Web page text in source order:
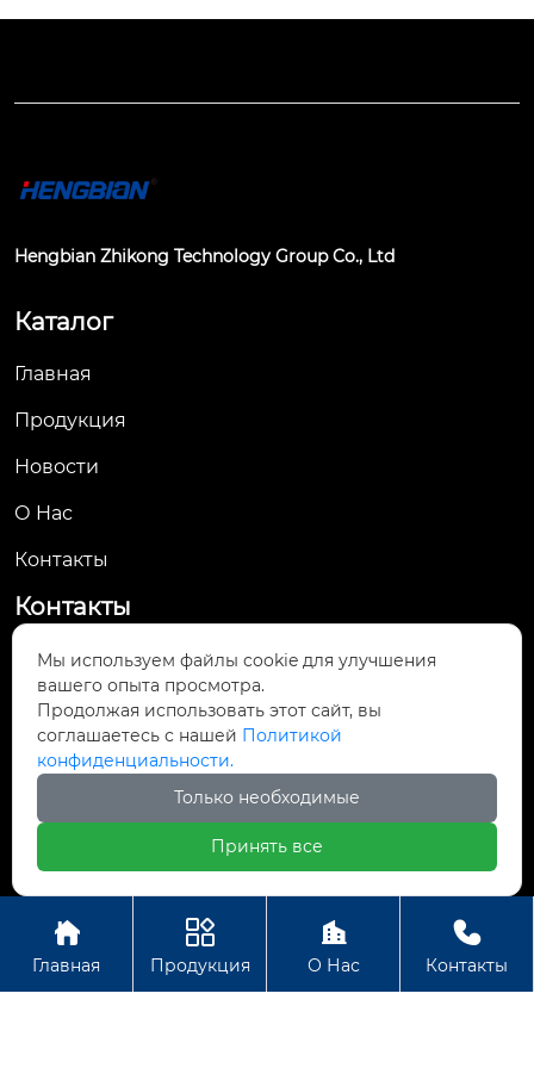
Hengbian Zhikong Technology Group Co., Ltd
Каталог
Главная
Продукция
Новости
О Hас
Контакты
Контакты

No. 61, Jingsan Road, Yueqing Economic
Development Zone, Yueqing City, Wenzhou,
Zhejiang Province
 yunsale007@gmail.com

Авторское право ©ООО Hengbian Zhikong Technology
Group Co., Ltd

Главная

Продукция

О Нас

Контакты
Мы используем файлы cookie для улучшения
вашего опыта просмотра.
Продолжая использовать этот сайт, вы
соглашаетесь с нашей Политикой
конфиденциальности.
Только необходимые
Принять все